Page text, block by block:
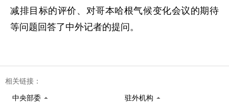
减排目标的评价、对哥本哈根气候变化会议的期待
等问题回答了中外记者的提问。
相关链接：
中央部委 驻外机构